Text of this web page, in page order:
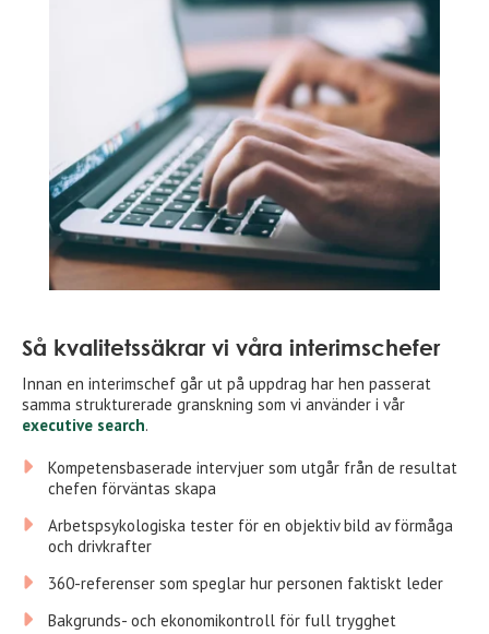
Så kvalitetssäkrar vi våra interimschefer
Innan en interimschef går ut på uppdrag har hen passerat
samma strukturerade granskning som vi använder i vår
executive search.
Kompetensbaserade intervjuer som utgår från de resultat
chefen förväntas skapa
Arbetspsykologiska tester för en objektiv bild av förmåga
och drivkrafter
360-referenser som speglar hur personen faktiskt leder
Bakgrunds- och ekonomikontroll för full trygghet